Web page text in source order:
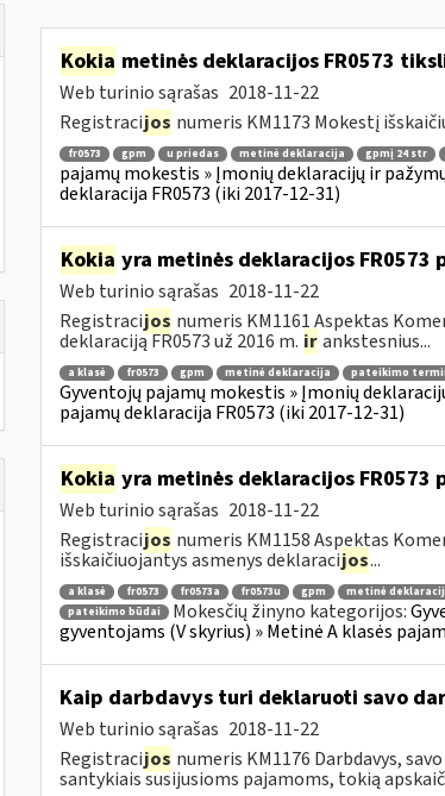
Kokia metinės deklaracijos FR0573
Web turinio sąrašas 2018-11-22
Registracijos numeris KM1173 Mokestį
fr0573 gpm u priedas metinė deklaracija gpmį 24 str
pajamų mokestis » Įmonių deklaracijų ir
deklaracija FR0573 (iki 2017-12-31)
Kokia yra metinės deklaracijos FR0573
Web turinio sąrašas 2018-11-22
Registracijos numeris KM1161 Aspektas
deklaraciją FR0573 už 2016 m. ir ankstesnius...
a klasė fr0573 gpm metinė deklaracija pateikimo
Gyventojų pajamų mokestis » Įmonių
pajamų deklaracija FR0573 (iki 2017-12-31)
Kokia yra metinės deklaracijos FR0573
Web turinio sąrašas 2018-11-22
Registracijos numeris KM1158 Aspektas
išskaičiuojantys asmenys deklaracijos...
a klasė fr0573 fr0573a fr0573u gpm metinė
pateikimo būdai
Mokesčių žinyno kategorijos:
gyventojams (V skyrius) » Metinė A klasės
Kaip darbdavys turi deklaruoti savo
Web turinio sąrašas 2018-11-22
Registracijos numeris KM1176 Darbdavys,
santykiais susijusioms pajamoms, tokią